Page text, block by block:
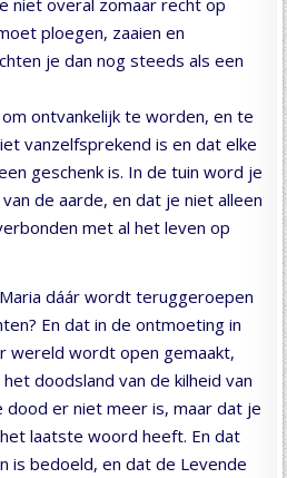
ploegen, zaaien en
je dan nog steeds als een
ontvankelijk te worden, en te
vanzelfsprekend is en dat elke
geschenk is. In de tuin word je
de aarde, en dat je niet alleen
met al het leven op
dáár wordt teruggeroepen
En dat in de ontmoeting in
wereld wordt open gemaakt,
doodsland van de kilheid van
er niet meer is, maar dat je
laatste woord heeft. En dat
is bedoeld, en dat de Levende